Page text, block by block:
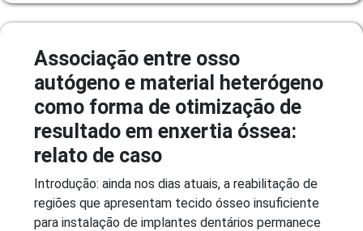
Associação entre osso
autógeno e material heterógeno
como forma de otimização de
resultado em enxertia óssea:
relato de caso
Introdução: ainda nos dias atuais, a reabilitação de
regiões que apresentam tecido ósseo insuficiente
para instalação de implantes dentários permanece